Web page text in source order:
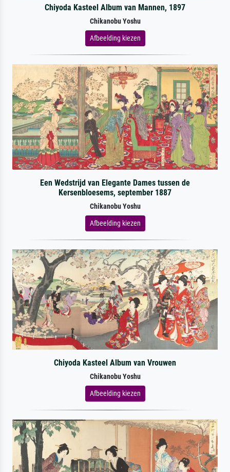
Chiyoda Kasteel Album van Mannen, 1897
Chikanobu Yoshu
Afbeelding kiezen
Een Wedstrijd van Elegante Dames tussen de
Kersenbloesems, september 1887
Chikanobu Yoshu
Afbeelding kiezen
Chiyoda Kasteel Album van Vrouwen
Chikanobu Yoshu
Afbeelding kiezen